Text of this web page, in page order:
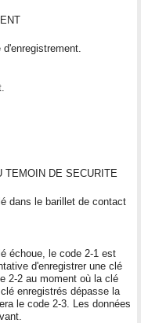
TEMOIN DE SECURITE
dans le barillet de contact
échoue, le code 2-1 est
d'enregistrer une clé
2-2 au moment où la clé
enregistrés dépasse la
le code 2-3. Les données